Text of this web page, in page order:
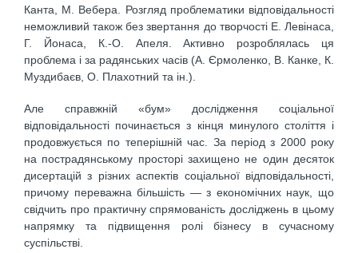
Канта, М. Вебера. Розгляд проблематики відповідальності
неможливий також без звертання до творчості Е. Левінаса,
Г. Йонаса, К.-О. Апеля. Активно розроблялась ця
проблема і за радянських часів (А. Єрмоленко, В. Канке, К.
Муздибаєв, О. Плахотний та ін.).
Але справжній «бум» дослідження соціальної
відповідальності починається з кінця минулого століття і
продовжується по теперішній час. За період з 2000 року
на пострадянському просторі захищено не один десяток
дисертацій з різних аспектів соціальної відповідальності,
причому переважна більшість — з економічних наук, що
свідчить про практичну спрямованість досліджень в цьому
напрямку та підвищення ролі бізнесу в сучасному
суспільстві.